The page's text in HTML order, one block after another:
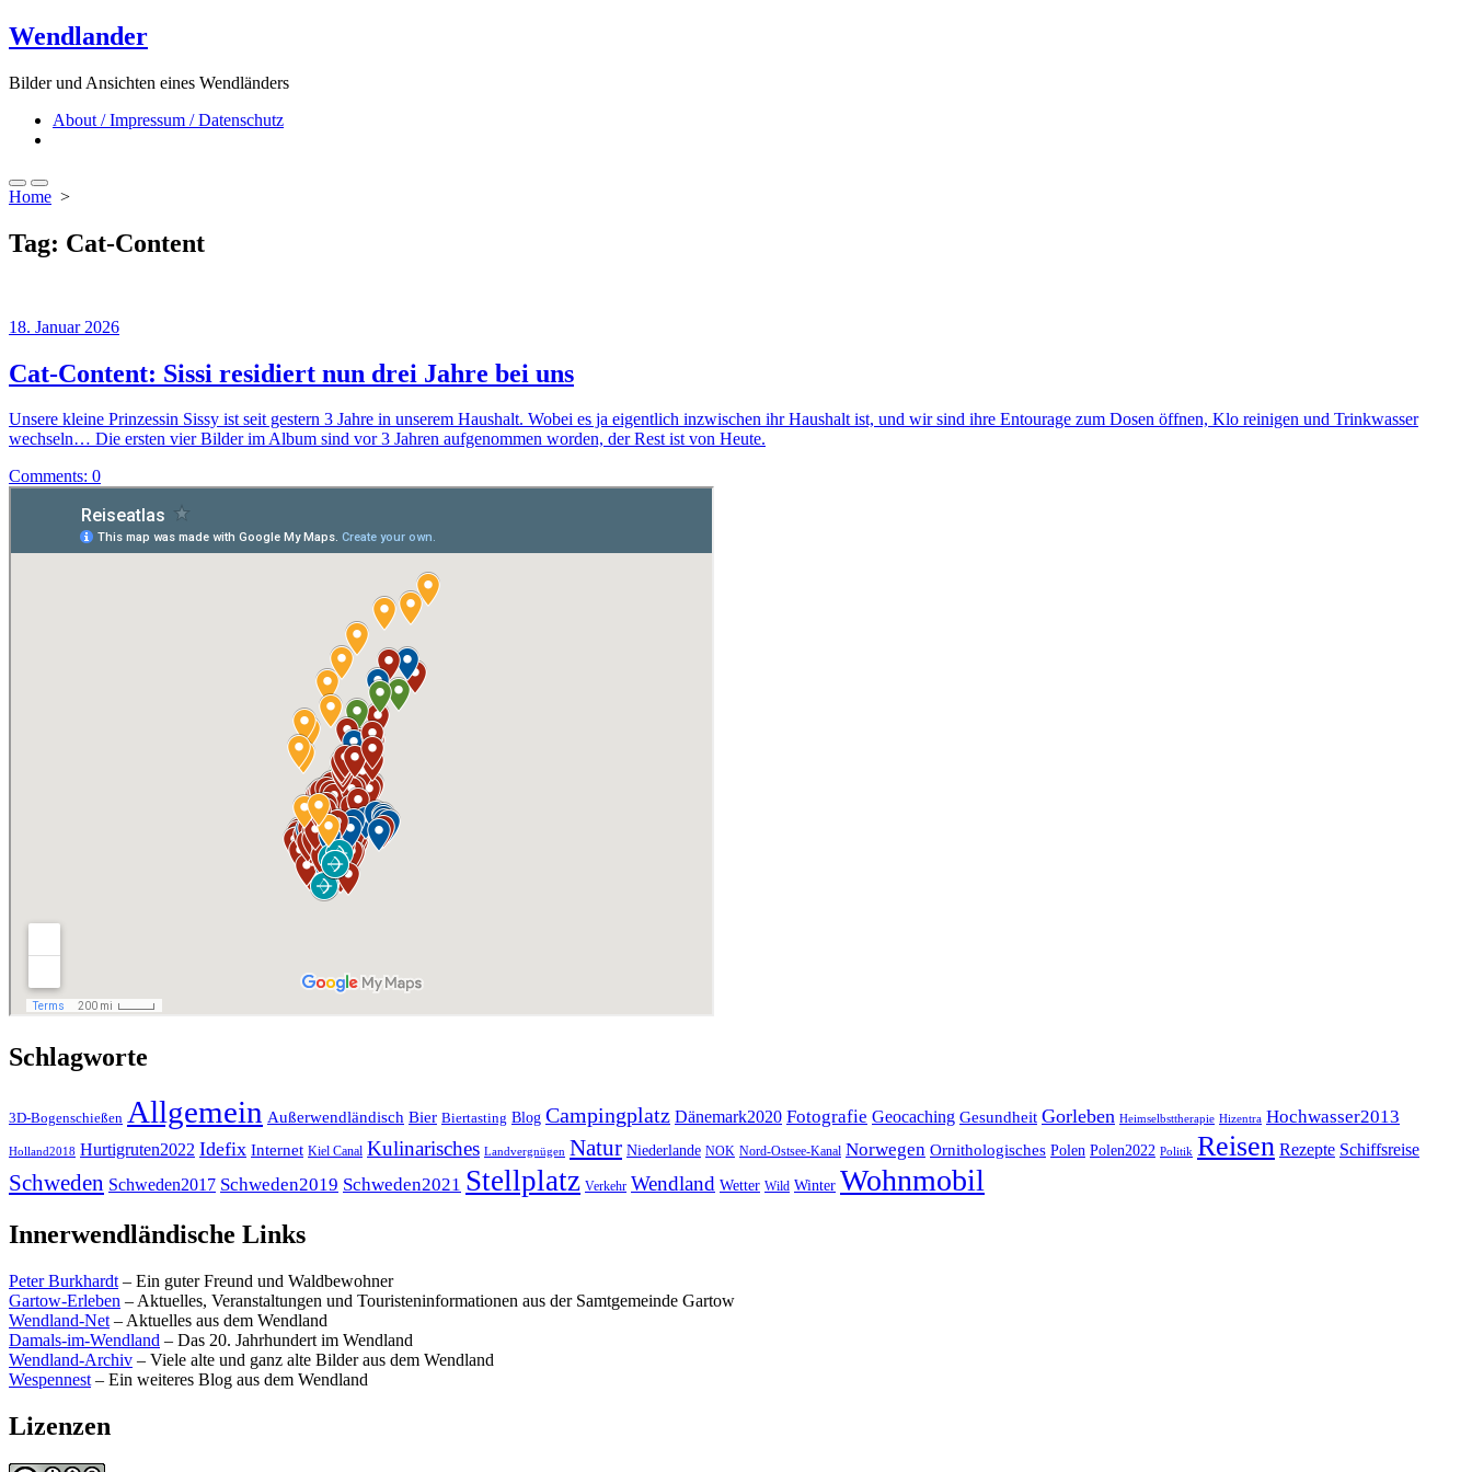
Skip
to
Wendlander
Bilder und Ansichten eines Wendländers
About / Impressum / Datenschutz
Search
Toggle
Menu
Home >
Tag: Cat-Content
18. Januar 2026
Cat-Content: Sissi residiert nun drei Jahre bei uns
Unsere kleine Prinzessin Sissy ist seit gestern 3 Jahre in unserem Haushalt. Wobei es ja eigentlich inzwischen ihr Haushalt ist, und wir sind ihre Entourage zum Dosen öffnen, Klo reinigen und Trinkwasser
wechseln… Die ersten vier Bilder im Album sind vor 3 Jahren aufgenommen worden, der Rest ist von Heute.
Comments: 0
Schlagworte
3D-Bogenschießen Allgemein Außerwendländisch Bier Biertasting Blog Campingplatz Dänemark2020 Fotografie Geocaching Gesundheit Gorleben Heimselbsttherapie Hizentra Hochwasser2013
Holland2018 Hurtigruten2022 Idefix Internet Kiel Canal Kulinarisches Landvergnügen Natur Niederlande NOK Nord-Ostsee-Kanal Norwegen Ornithologisches Polen Polen2022 Politik Reisen Rezepte Schiffsreise
Schweden Schweden2017 Schweden2019 Schweden2021 Stellplatz Verkehr Wendland Wetter Wild Winter Wohnmobil
Innerwendländische Links
Peter Burkhardt – Ein guter Freund und Waldbewohner
Gartow-Erleben – Aktuelles, Veranstaltungen und Touristeninformationen aus der Samtgemeinde Gartow
Wendland-Net – Aktuelles aus dem Wendland
Damals-im-Wendland – Das 20. Jahrhundert im Wendland
Wendland-Archiv – Viele alte und ganz alte Bilder aus dem Wendland
Wespennest – Ein weiteres Blog aus dem Wendland
Lizenzen